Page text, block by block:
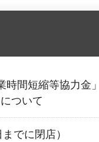
時間短縮等協力金
ついて
でに閉店）